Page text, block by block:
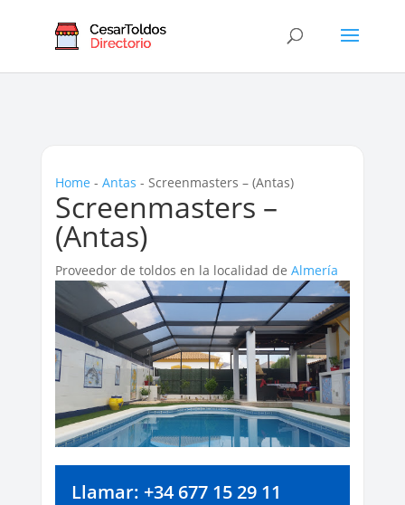
Home - Antas - Screenmasters – (Antas)
Screenmasters –
(Antas)
Proveedor de toldos en la localidad de Almería
Llamar: +34 677 15 29 11